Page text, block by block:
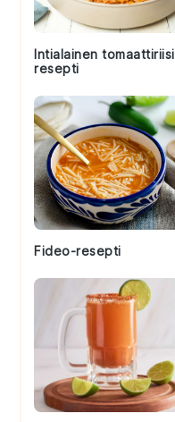
Intialainen tomaattiriisi
resepti
Fideo-resepti